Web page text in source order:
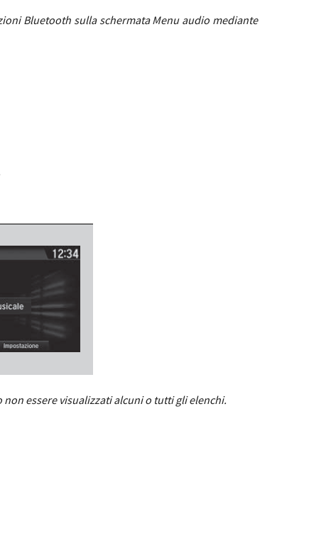
Bluetooth sulla schermata Menu audio mediante
essere visualizzati alcuni o tutti gli elenchi.